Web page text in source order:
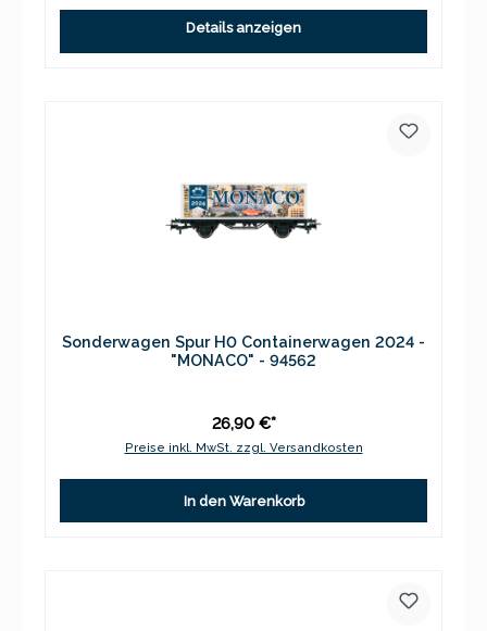
Details anzeigen
Sonderwagen Spur H0 Containerwagen 2024 -
"MONACO" - 94562
26,90 €*
Preise inkl. MwSt. zzgl. Versandkosten
In den Warenkorb